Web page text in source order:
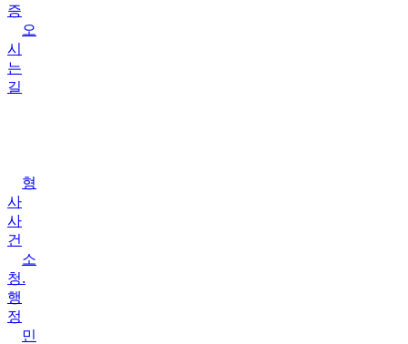
증
오
시
는
길
형
사
사
건
소
청.
행
정
민